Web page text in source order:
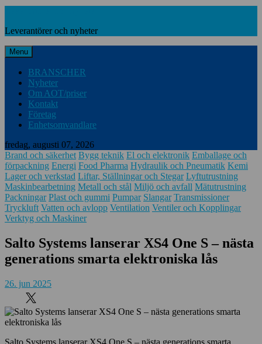
Leverantörer och nyheter
Menu
BRANSCHER
Nyheter
Om AOT/priser
Kontakt
Företag
Enhetsomvandlare
fredag, augusti 07, 2026
Brand och säkerhet Bygg teknik El och elektronik Emballage och
förpackning Energi Food Pharma Hydraulik och Pneumatik Kemi
Lager och verkstad Liftar, Ställningar och Stegar Lyftutrustning
Maskinbearbetning Metall och stål Miljö och avfall Mätutrustning
Packningar Plast och gummi Pumpar Slangar Transmissioner
Tryckluft Vatten och avlopp Ventilation Ventiler och Kopplingar
Verktyg och Maskiner
Salto Systems lanserar XS4 One S – nästa
generations smarta elektroniska lås
26. jun 2025